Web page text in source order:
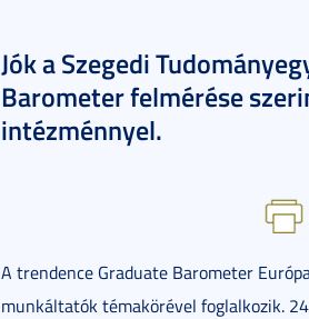
Jók a Szegedi
Barometer felmérése
intézménnyel.
A trendence Graduate Barometer
munkáltatók témakörével foglalkozik.